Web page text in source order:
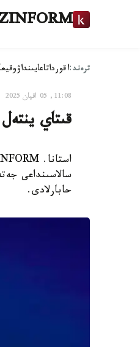
ترەند:اقورداتاعايىنداۋوقيعا
11:08, 05 اقپان 2025
قىتاي
حابارلادى.